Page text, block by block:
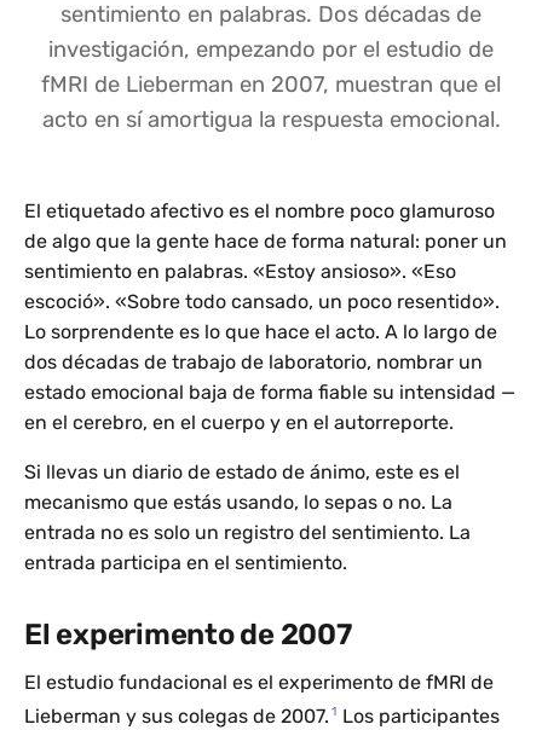
sentimiento en palabras. Dos décadas de
investigación, empezando por el estudio de
fMRI de Lieberman en 2007, muestran que el
acto en sí amortigua la respuesta emocional.
El etiquetado afectivo es el nombre poco glamuroso
de algo que la gente hace de forma natural: poner un
sentimiento en palabras. «Estoy ansioso». «Eso
escoció». «Sobre todo cansado, un poco resentido».
Lo sorprendente es lo que hace el acto. A lo largo de
dos décadas de trabajo de laboratorio, nombrar un
estado emocional baja de forma fiable su intensidad —
en el cerebro, en el cuerpo y en el autorreporte.
Si llevas un diario de estado de ánimo, este es el
mecanismo que estás usando, lo sepas o no. La
entrada no es solo un registro del sentimiento. La
entrada participa en el sentimiento.
El experimento de 2007
El estudio fundacional es el experimento de fMRI de
Lieberman y sus colegas de 2007. 1 Los participantes